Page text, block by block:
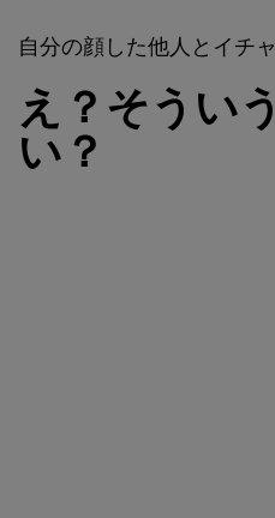
自分の顔した他人とイチ
え？そうい
い？